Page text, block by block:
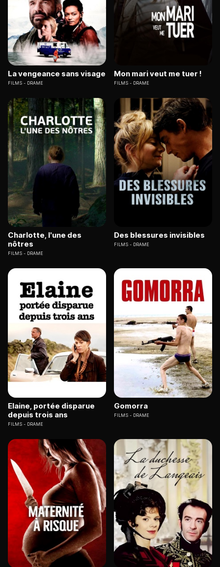
La vengeance sans visage
FILMS DRAME
Mon mari veut me tuer !
FILMS DRAME
Charlotte, l'une des
nôtres
FILMS DRAME
Des blessures invisibles
FILMS DRAME
Elaine, portée disparue
depuis trois ans
FILMS DRAME
Gomorra
FILMS DRAME